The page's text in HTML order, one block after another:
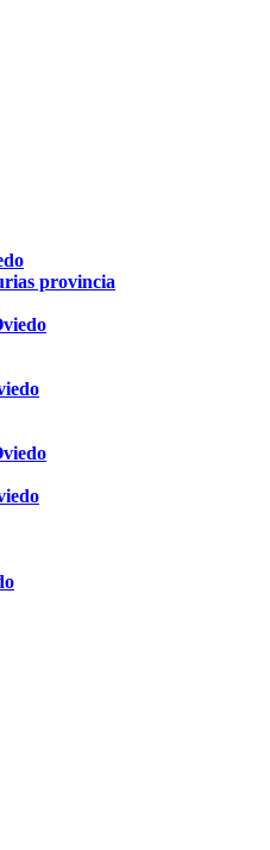
provincia